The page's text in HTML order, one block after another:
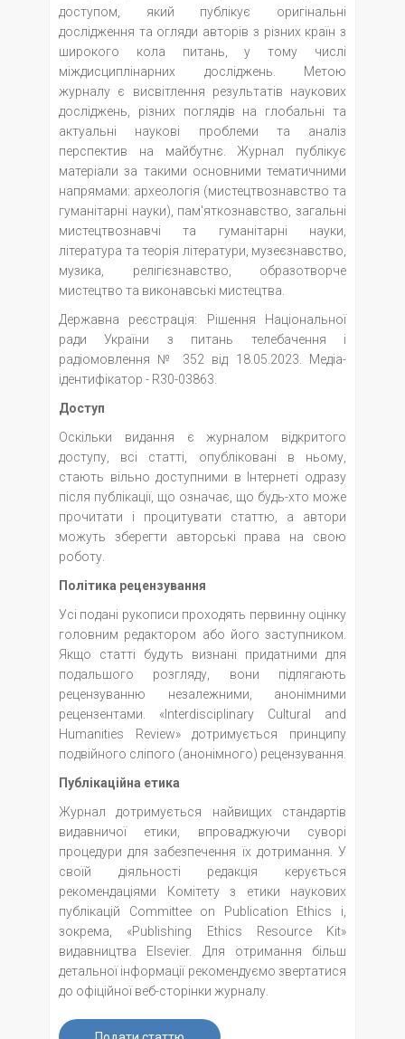
доступом, який публікує оригінальні
дослідження та огляди авторів з різних країн з
широкого кола питань, у тому числі
міждисциплінарних досліджень. Метою
журналу є висвітлення результатів наукових
досліджень, різних поглядів на глобальні та
актуальні наукові проблеми та аналіз
перспектив на майбутнє. Журнал публікує
матеріали за такими основними тематичними
напрямами: археологія (мистецтвознавство та
гуманітарні науки), пам'яткознавство, загальні
мистецтвознавчі та гуманітарні науки,
література та теорія літератури, музеєзнавство,
музика, релігієзнавство, образотворче
мистецтво та виконавські мистецтва.
Державна реєстрація: Рішення Національної
ради України з питань телебачення і
радіомовлення № 352 від 18.05.2023. Медіа-
ідентифікатор - R30-03863.
Доступ
Оскільки видання є журналом відкритого
доступу, всі статті, опубліковані в ньому,
стають вільно доступними в Інтернеті одразу
після публікації, що означає, що будь-хто може
прочитати і процитувати статтю, а автори
можуть зберегти авторські права на свою
роботу.
Політика рецензування
Усі подані рукописи проходять первинну оцінку
головним редактором або його заступником.
Якщо статті будуть визнані придатними для
подальшого розгляду, вони підлягають
рецензуванню незалежними, анонімними
рецензентами. «Interdisciplinary Cultural and
Humanities Review» дотримується принципу
подвійного сліпого (анонімного) рецензування.
Публікаційна етика
Журнал дотримується найвищих стандартів
видавничої етики, впроваджуючи суворі
процедури для забезпечення їх дотримання. У
своїй діяльності редакція керується
рекомендаціями Комітету з етики наукових
публікацій Committee on Publication Ethics і,
зокрема, «Publishing Ethics Resource Kit»
видавництва Elsevier. Для отримання більш
детальної інформації рекомендуємо звертатися
до офіційної веб-сторінки журналу.